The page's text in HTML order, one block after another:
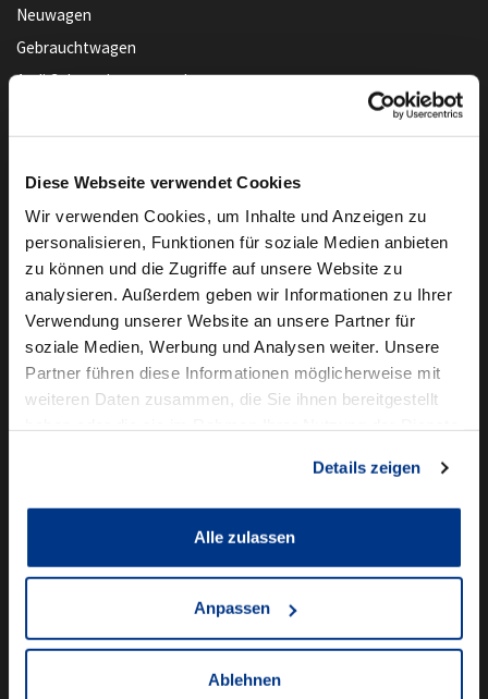
Diese Webseite verwendet Cookies
Wir verwenden Cookies, um Inhalte und Anzeigen zu
personalisieren, Funktionen für soziale Medien anbieten
zu können und die Zugriffe auf unsere Website zu
analysieren. Außerdem geben wir Informationen zu Ihrer
Verwendung unserer Website an unsere Partner für
soziale Medien, Werbung und Analysen weiter. Unsere
Partner führen diese Informationen möglicherweise mit
weiteren Daten zusammen, die Sie ihnen bereitgestellt
Details zeigen
Alle zulassen
Anpassen
Ablehnen
Neuwagen
Gebrauchtwagen
Audi Gebrauchtwagen :plus
Online-Terminbuchung
Für Geschäftskunden
Audi Business
BMW Geschäftskunden
Volkswagen Professional Class
Autowelt Schmidt
News & Events
Ausbildung